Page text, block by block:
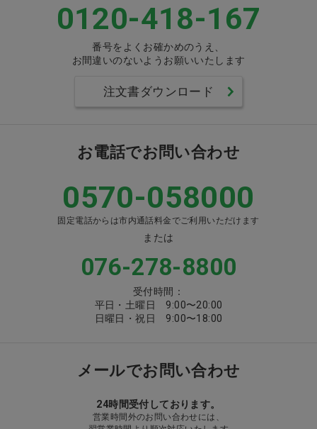
0120-418-167
番号をよくお確かめのうえ、
お間違いのないようお願いいたします
注文書ダウンロード
お電話でお問い合わせ
0570-058000
固定電話からは市内通話料金でご利用いただけます
または
076-278-8800
受付時間：
平日・土曜日 9:00〜20:00
日曜日・祝日 9:00〜18:00
メールでお問い合わせ
24時間受付しております。
営業時間外のお問い合わせには、